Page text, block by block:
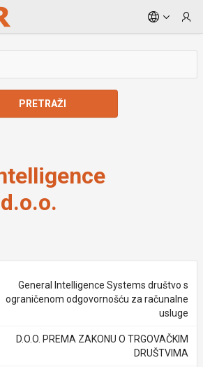
PRETRAŽI
General Intelligence Systems društvo s
ograničenom odgovornošću za računalne
usluge
D.O.O. PREMA ZAKONU O TRGOVAČKIM
DRUŠTVIMA